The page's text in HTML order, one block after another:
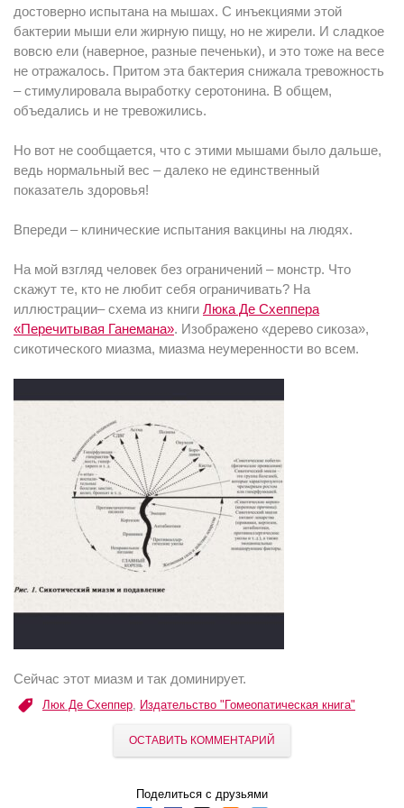
достоверно испытана на мышах. С инъекциями этой
бактерии мыши ели жирную пищу, но не жирели. И сладкое
вовсю ели (наверное, разные печеньки), и это тоже на весе
не отражалось. Притом эта бактерия снижала тревожность
– стимулировала выработку серотонина. В общем,
объедались и не тревожились.
Но вот не сообщается, что с этими мышами было дальше,
ведь нормальный вес – далеко не единственный
показатель здоровья!
Впереди – клинические испытания вакцины на людях.
На мой взгляд человек без ограничений – монстр. Что
скажут те, кто не любит себя ограничивать? На
иллюстрации– схема из книги Люка Де Схеппера
«Перечитывая Ганемана». Изображено «дерево сикоза»,
сикотического миазма, миазма неумеренности во всем.
Сейчас этот миазм и так доминирует.
Люк Де Схеппер, Издательство "Гомеопатическая книга"
ОСТАВИТЬ КОММЕНТАРИЙ
Поделиться с друзьями